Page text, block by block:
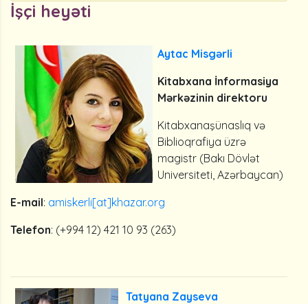
İşçi heyəti
Aytac Misgərli
Kitabxana İnformasiya
Mərkəzinin direktoru
Kitabxanaşünaslıq və
Biblioqrafiya üzrə
magistr (Bakı Dövlət
Universiteti, Azərbaycan)
E-mail: amiskerli[at]khazar.org
Telefon: (+994 12) 421 10 93 (263)
Tatyana Zayseva